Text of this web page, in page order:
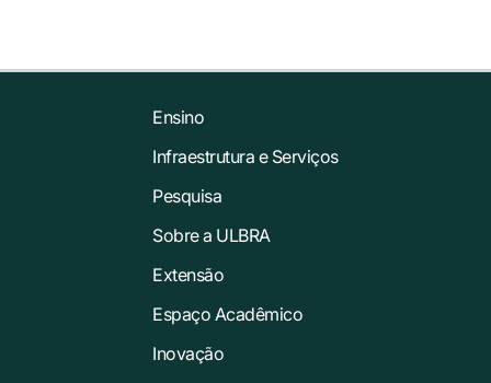
Ensino
Infraestrutura e Serviços
Pesquisa
Sobre a ULBRA
Extensão
Espaço Acadêmico
Inovação